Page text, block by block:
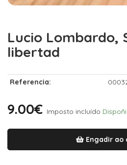
Lucio Lombardo,
libertad
Referencia:
9.00€ Imposto incluído
Engadir ao